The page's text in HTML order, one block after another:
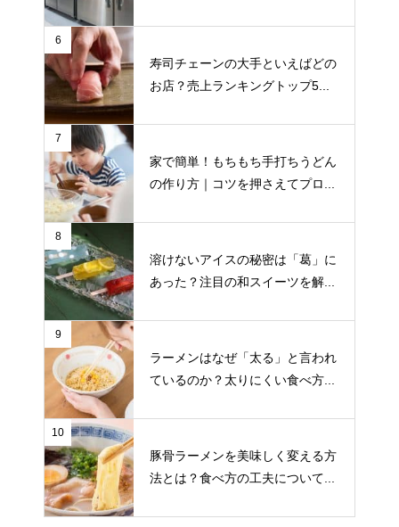
6
寿司チェーンの大手といえばどの
お店？売上ランキングトップ5...
7
家で簡単！もちもち手打ちうどん
の作り方｜コツを押さえてプロ...
8
溶けないアイスの秘密は「葛」に
あった？注目の和スイーツを解...
9
ラーメンはなぜ「太る」と言われ
ているのか？太りにくい食べ方...
10
豚骨ラーメンを美味しく変える方
法とは？食べ方の工夫について...